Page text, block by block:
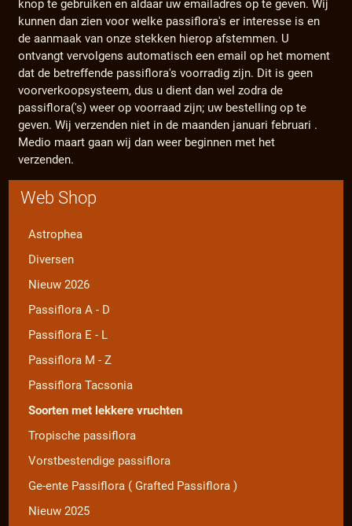
knop te gebruiken en aldaar uw emailadres op te geven. Wij
kunnen dan zien voor welke passiflora's er interesse is en
de aanmaak van onze stekken hierop afstemmen. U
ontvangt vervolgens automatisch een email op het moment
dat de betreffende passiflora's voorradig zijn. Dit is geen
voorverkoopsysteem, dus u dient dan wel zodra de
passiflora('s) weer op voorraad zijn; uw bestelling op te
geven. Wij verzenden niet in de maanden januari februari .
Medio maart gaan wij dan weer beginnen met het
verzenden.
Web Shop
Astrophea
Diversen
Nieuw 2026
Passiflora A - D
Passiflora E - L
Passiflora M - Z
Passiflora Tacsonia
Soorten met lekkere vruchten
Tropische passiflora
Vorstbestendige passiflora
Ge-ente Passiflora ( Grafted Passiflora )
Nieuw 2025